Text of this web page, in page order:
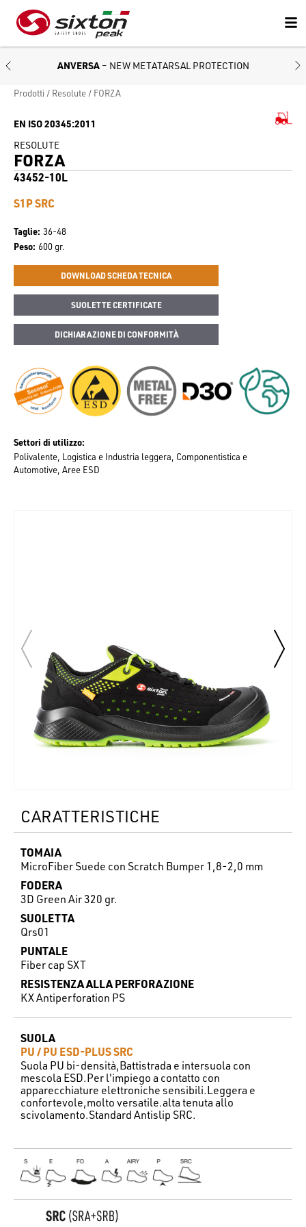
ANVERSA – NEW METATARSAL PROTECTION
Prodotti Resolute FORZA
EN ISO 20345:2011
RESOLUTE
FORZA
43452-10L
S1P SRC
Taglie 36-48
Peso 600 gr.
DOWNLOAD SCHEDA TECNICA
SUOLETTE CERTIFICATE
DICHIARAZIONE DI CONFORMITÀ
Settori di utilizzo
Polivalente Logistica e Industria leggera Componentistica e
Automotive Aree ESD
CARATTERISTICHE
TOMAIA
MicroFiber Suede con Scratch Bumper 1,8-2,0 mm
FODERA
3D Green Air 320 gr.
SUOLETTA
Qrs01
PUNTALE
Fiber cap SXT
RESISTENZA ALLA PERFORAZIONE
KX Antiperforation PS
SUOLA
PU / PU ESD-PLUS SRC
Suola PU bi-densità,Battistrada e intersuola con
mescola ESD.Per l'impiego a contatto con
apparecchiature elettroniche sensibili.Leggera e
confortevole,molto versatile.alta tenuta allo
scivolamento.Standard Antislip SRC.